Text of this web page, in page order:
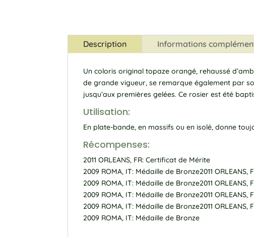
Description Informations
Un coloris original topaze orangé, rehaussé
de grande vigueur, se remarque également par
jusqu’aux premières gelées. Ce rosier est été
Utilisation:
En plate-bande, en massifs ou en isolé, donne
Récompenses:
2011 ORLEANS, FR: Certificat de Mérite
2009 ROMA, IT: Médaille de Bronze2011
2009 ROMA, IT: Médaille de Bronze2011
2009 ROMA, IT: Médaille de Bronze2011
2009 ROMA, IT: Médaille de Bronze2011
2009 ROMA, IT: Médaille de Bronze